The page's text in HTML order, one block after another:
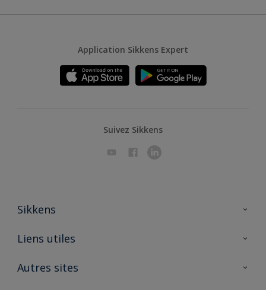
Application Sikkens Expert
Suivez Sikkens
Sikkens
A propos de Sikkens
Liens utiles
Ouvrir un magasin PASS
Autres sites